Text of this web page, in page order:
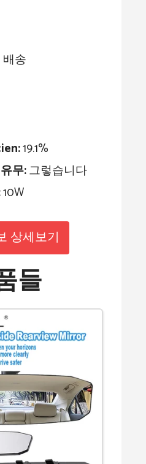
송
19.1%
무:그렇습니다
10W
상세보기
들